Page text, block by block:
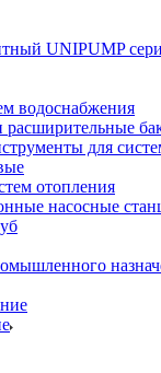
UNIPUMP
водоснабжения
расширительные
для
отопления
насосные